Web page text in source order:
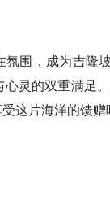
围，成为吉隆
灵的双重满足
这片海洋的馈赠